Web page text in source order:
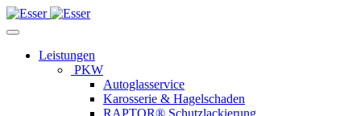
Leistungen
PKW
Autoglasservice
Karosserie & Hagelschaden
RAPTOR® Schutzlackierung